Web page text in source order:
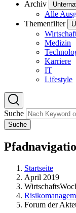
Archiv
Alle
Themenfilter
Medizin
Karriere
IT
Lifestyle
Suche
Suche
Startseite
April 2019
Forum der